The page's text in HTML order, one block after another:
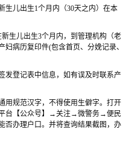
生儿出生1个月内（30天之内）在本
生儿出生3个月内，到管理机构（老
妇病历复印件(包含首页、分娩记录、
发登记表中信息，如有误及时联系产
用规范汉字，不得使用生僻字。 打开
台【公众号】→关注→微警务→便民
办理户口。 并将查询结果截图，办